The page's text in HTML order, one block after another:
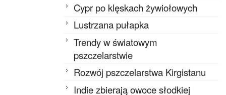
Cypr po klęskach żywiołowych
Lustrzana pułapka
Trendy w światowym
pszczelarstwie
Rozwój pszczelarstwa Kirgistanu
Indie zbierają owoce słodkiej